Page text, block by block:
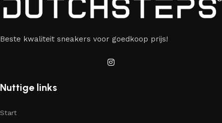
Beste kwaliteit sneakers voor goedkoop prijs!
Nuttige links
Start